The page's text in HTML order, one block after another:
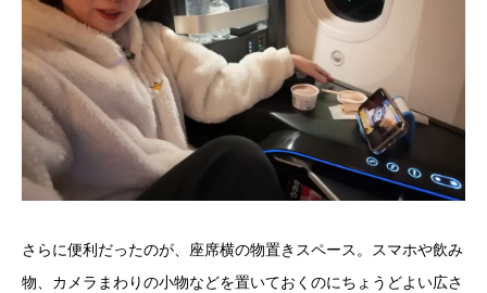
さらに便利だったのが、座席横の物置きスペース。スマホや飲み
物、カメラまわりの小物などを置いておくのにちょうどよい広さ